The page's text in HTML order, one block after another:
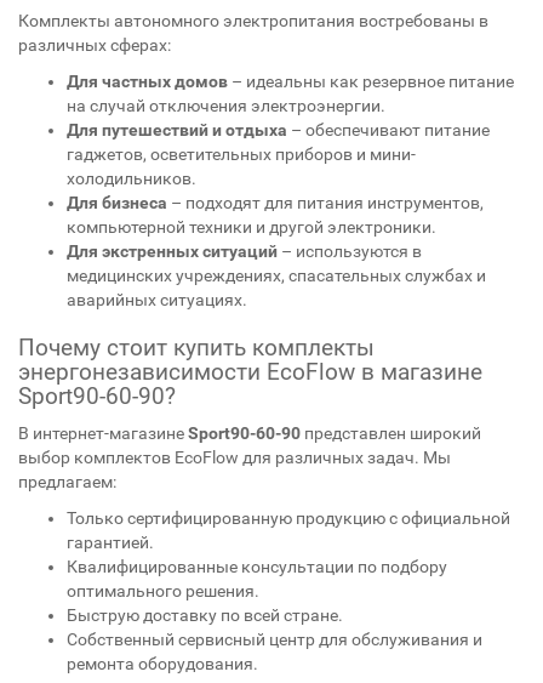
Комплекты автономного электропитания востребованы в
различных сферах:
Для частных домов – идеальны как резервное питание
на случай отключения электроэнергии.
Для путешествий и отдыха – обеспечивают питание
гаджетов, осветительных приборов и мини-
холодильников.
Для бизнеса – подходят для питания инструментов,
компьютерной техники и другой электроники.
Для экстренных ситуаций – используются в
медицинских учреждениях, спасательных службах и
аварийных ситуациях.
Почему стоит купить комплекты
энергонезависимости EcoFlow в магазине
Sport90-60-90?
В интернет-магазинеSport90-60-90 представлен широкий
выбор комплектов EcoFlow для различных задач. Мы
предлагаем:
Только сертифицированную продукцию с официальной
гарантией.
Квалифицированные консультации по подбору
оптимального решения.
Быструю доставку по всей стране.
Собственный сервисный центр для обслуживания и
ремонта оборудования.